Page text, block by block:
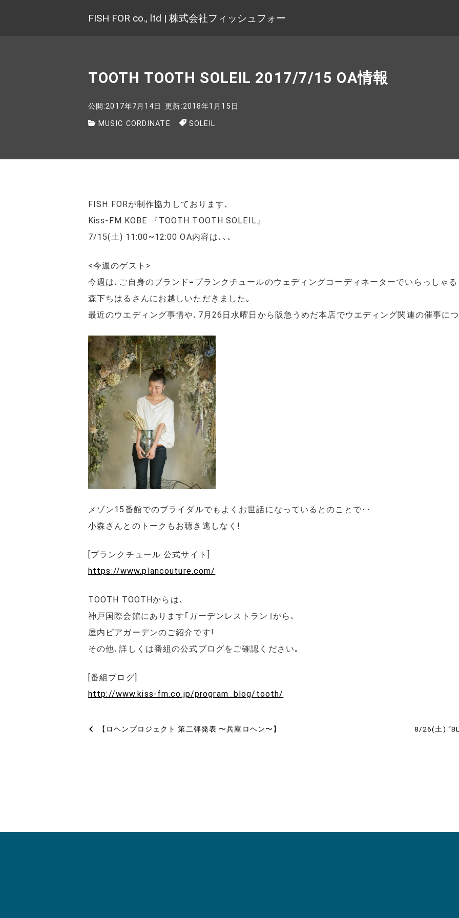
FISH FOR co., ltd | 株式会社フィッシュフォー
TOOTH TOOTH SOLEIL 2017/7/15 OA情報
公開:2017年7月14日
更新:2018年1月15日
MUSIC CORDINATE
SOLEIL
FISH FORが制作協力しております､
Kiss-FM KOBE 『TOOTH TOOTH SOLEIL』
7/15(土) 11:00~12:00 OA内容は､､､
<今週のゲスト>
今週は､ご自身のブランド=プランクチュールのウェディングコーディネーターでいらっしゃる
森下ちはるさんにお越しいただきました｡
最近のウエディング事情や､7月26日水曜日から阪急うめだ本店でウエディング関連の催事に
メゾン15番館でのブライダルでもよくお世話になっているとのことで･･
小森さんとのトークもお聴き逃しなく!
[プランクチュール 公式サイト]
https://www.plancouture.com/
TOOTH TOOTHからは､
神戸国際会館にあります｢ガーデンレストラン｣から､
屋内ビアガーデンのご紹介です!
その他､詳しくは番組の公式ブログをご確認ください｡
[番組ブログ]
http://www.kiss-fm.co.jp/program_blog/tooth/
投
【ロヘンプロジェクト 第二弾発表 〜兵庫ロヘン〜】 8/26(土)